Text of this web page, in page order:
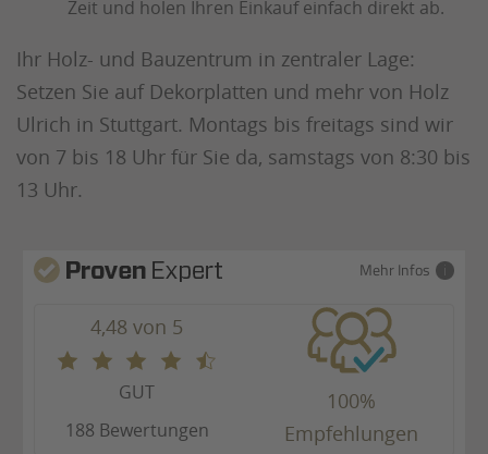
Zeit und holen Ihren Einkauf einfach direkt ab.
Ihr Holz- und Bauzentrum in zentraler Lage:
Setzen Sie auf Dekorplatten und mehr von Holz
Ulrich in Stuttgart. Montags bis freitags sind wir
von 7 bis 18 Uhr für Sie da, samstags von 8:30 bis
13 Uhr.
Mehr Infos
4,48 von 5
GUT
188 Bewertungen
100%
Empfehlungen